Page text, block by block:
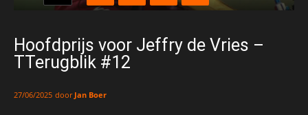
Hoofdprijs voor Jeffry de Vries –
TTerugblik #12
27/06/2025 door Jan Boer